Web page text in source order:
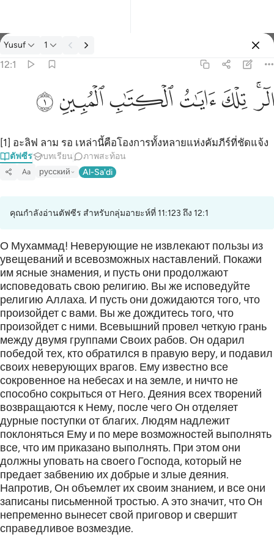
ตัฟซีร: Yusuf 12:1
Yusuf 1
12:1
الر تلك ايات الكتاب المبين ١
الٓر ۚ تِلْكَ ءَايَـٰتُ ٱلْكِتَـٰبِ ٱلْمُبِينِ ١
ﲒﲓﲔﲕﲖﲗﲘ
[1] อะลิฟ ลาม รอ เหล่านี้คือโองการทั้งหลายแห่งคัมภีร์ที่ชัดแจ้ง
ตัฟซีร บทเรียน ภาพสะท้อน
Aa русский Al-Sa'di
คุณกำลังอ่านตัฟซีร สำหรับกลุ่มอายะห์ที่ 11:123 ถึง 12:1
О Мухаммад! Неверующие не извлекают пользы из
увещеваний и всевозможных наставлений. Покажи
им ясные знамения, и пусть они продолжают
исповедовать свою религию. Вы же исповедуйте
религию Аллаха. И пусть они дожидаются того, что
произойдет с вами. Вы же дождитесь того, что
произойдет с ними. Всевышний провел четкую грань
между двумя группами Своих рабов. Он одарил
победой тех, кто обратился в правую веру, и подавил
своих неверующих врагов. Ему известно все
сокровенное на небесах и на земле, и ничто не
способно сокрыться от Него. Деяния всех творений
возвращаются к Нему, после чего Он отделяет
дурные поступки от благих. Людям надлежит
поклоняться Ему и по мере возможностей выполнять
все, что им приказано выполнять. При этом они
должны уповать на своего Господа, который не
предает забвению их добрые и злые деяния.
Напротив, Он объемлет их своим знанием, и все они
записаны письменной тростью. А это значит, что Он
непременно вынесет свой приговор и свершит
справедливое возмездие.